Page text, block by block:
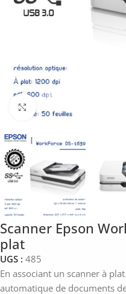
Scanner Epson
plat
UGS : 485
En associant un scanner à
automatique de documents